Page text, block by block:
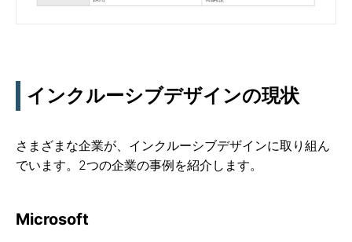
インクルーシブデザインの現状
さまざまな企業が、インクルーシブデザインに取り組ん
でいます。2つの企業の事例を紹介します。
Microsoft